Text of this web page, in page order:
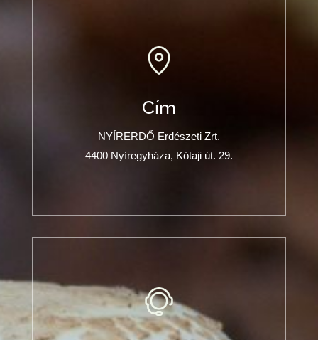
Cím
NYÍRERDŐ Erdészeti Zrt.
4400 Nyíregyháza, Kótaji út. 29.